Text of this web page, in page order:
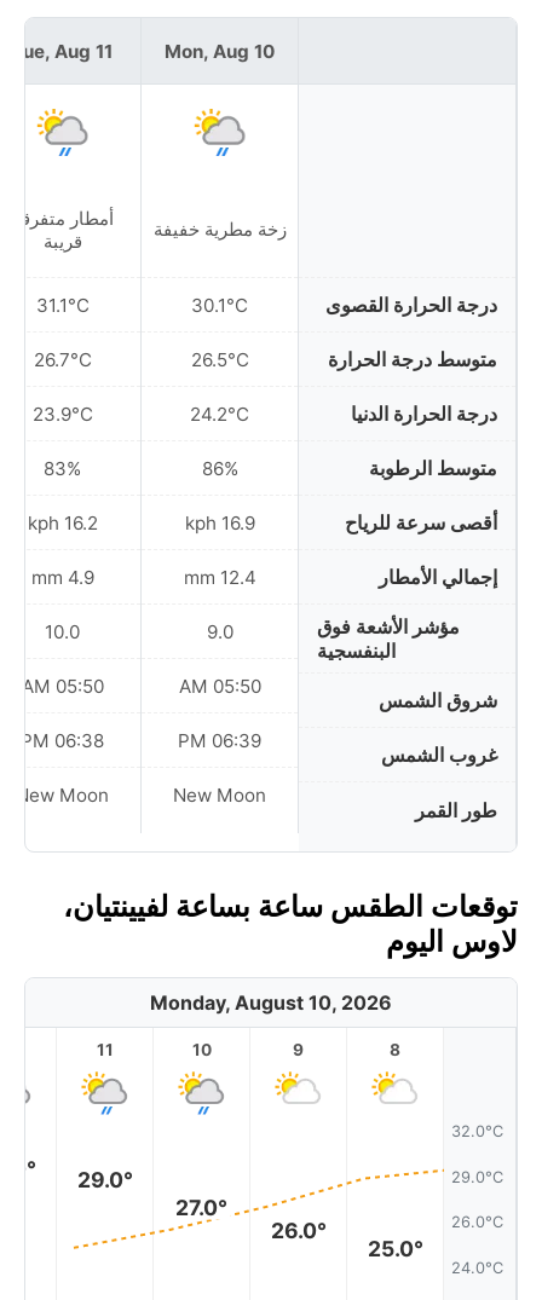
درجة الحرارة القصوى
متوسط درجة الحرارة
درجة الحرارة الدنيا
متوسط الرطوبة
أقصى سرعة للرياح
إجمالي الأمطار
مؤشر الأشعة فوق
البنفسجية
شروق الشمس
غروب الشمس
طور القمر
Mon, Aug 10
زخة مطرية خفيفة
30.1°C
26.5°C
24.2°C
86%
16.9 kph
12.4 mm
9.0
05:50 AM
06:39 PM
New Moon
Tue, Aug 11
أمطار متفرقة
قريبة
31.1°C
26.7°C
23.9°C
83%
16.2 kph
4.9 mm
10.0
05:50 AM
06:38 PM
New Moon
توقعات الطقس ساعة بساعة لفيينتيان،
لاوس اليوم
Monday, August 10, 2026
32.0°C
29.0°C
26.0°C
24.0°C
8
25.0°
9
26.0°
10
27.0°
11
29.0°